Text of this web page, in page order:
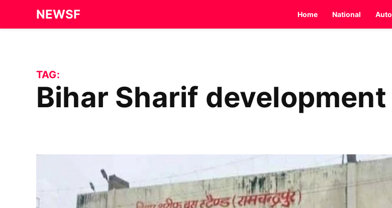
NEWSF Home National Auto
TAG:
Bihar Sharif development